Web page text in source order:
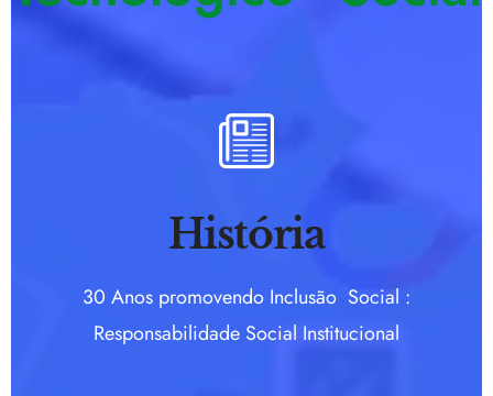
História
30 Anos promovendo Inclusão Social :
Responsabilidade Social Institucional